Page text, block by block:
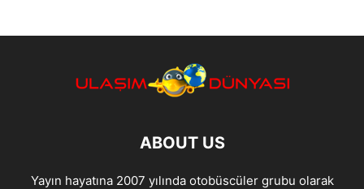
ABOUT US
Yayın hayatına 2007 yılında otobüscüler grubu olarak